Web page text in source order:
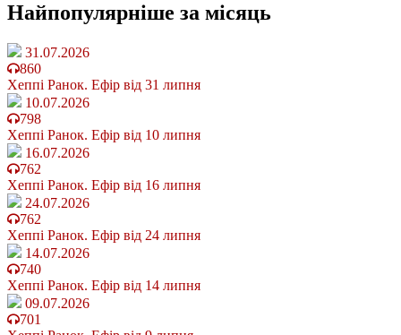
Найпопулярніше за місяць
31.07.2026
860
Хеппі Ранок. Ефір від 31 липня
10.07.2026
798
Хеппі Ранок. Ефір від 10 липня
16.07.2026
762
Хеппі Ранок. Ефір від 16 липня
24.07.2026
762
Хеппі Ранок. Ефір від 24 липня
14.07.2026
740
Хеппі Ранок. Ефір від 14 липня
09.07.2026
701